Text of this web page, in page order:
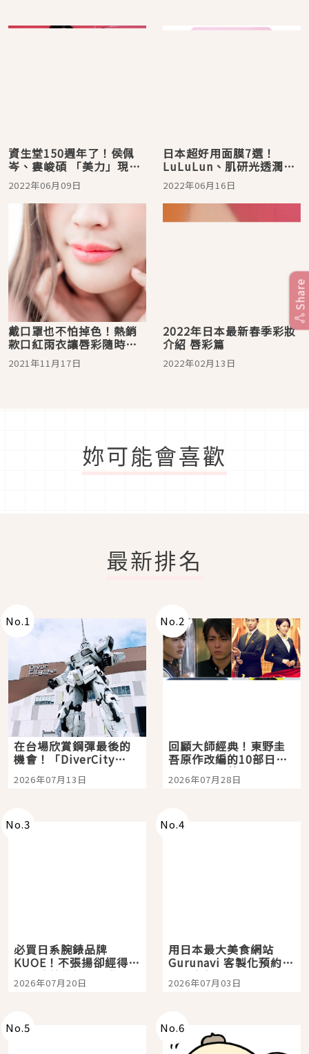
資生堂150週年了！侯佩
岑、婁峻碩 「美力」現
身，紀念版小紅瓶絕美必
收
2022年06月09日
日本超好用面膜7選！
LuLuLun、肌研光透潤、
超保濕酒粕面膜用過必回
購
2022年06月16日
戴口罩也不怕掉色！熱銷
款口紅雨衣讓唇彩隨時都
像剛塗的
2021年11月17日
2022年日本最新春季彩妝
介紹 唇彩篇
2022年02月13日
妳可能會喜歡
最新排名
No.1
在台場欣賞鋼彈最後的
機會！「DiverCity
Tokyo Plaza」搭船、
購物、美食及夜景，一
2026年07月13日
No.2
回顧大師經典！東野圭
吾原作改編的10部日本
影視作品推薦
2026年07月28日
No.3
必買日系腕錶品牌
KUOE！不張揚卻經得起
時間洗鍊的經典之作五
選
2026年07月20日
No.4
用日本最大美食網站
Gurunavi 客製化預約九
大都市餐廳，打造專屬
美食體驗！
2026年07月03日
No.5 No.6
Share